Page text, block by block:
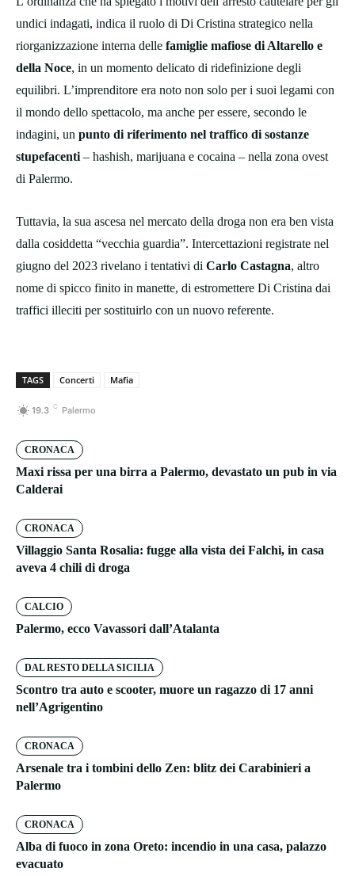
undici indagati, indica il ruolo di Di Cristina strategico nella
riorganizzazione interna delle famiglie mafiose di Altarello e
della Noce, in un momento delicato di ridefinizione degli
equilibri. L’imprenditore era noto non solo per i suoi legami con
il mondo dello spettacolo, ma anche per essere, secondo le
indagini, un punto di riferimento nel traffico di sostanze
stupefacenti – hashish, marijuana e cocaina – nella zona ovest
di Palermo.
Tuttavia, la sua ascesa nel mercato della droga non era ben vista
dalla cosiddetta “vecchia guardia”. Intercettazioni registrate nel
giugno del 2023 rivelano i tentativi di Carlo Castagna, altro
nome di spicco finito in manette, di estromettere Di Cristina dai
traffici illeciti per sostituirlo con un nuovo referente.
TAGS Concerti Mafia
19.3 C Palermo
CRONACA
Maxi rissa per una birra a Palermo, devastato un pub in via
Calderai
CRONACA
Villaggio Santa Rosalia: fugge alla vista dei Falchi, in casa
aveva 4 chili di droga
CALCIO
Palermo, ecco Vavassori dall’Atalanta
DAL RESTO DELLA SICILIA
Scontro tra auto e scooter, muore un ragazzo di 17 anni
nell’Agrigentino
CRONACA
Arsenale tra i tombini dello Zen: blitz dei Carabinieri a
Palermo
CRONACA
Alba di fuoco in zona Oreto: incendio in una casa, palazzo
evacuato